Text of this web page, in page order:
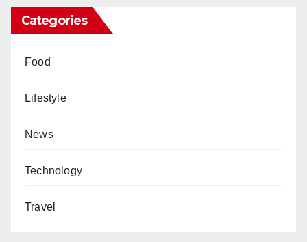
Categories
Food
Lifestyle
News
Technology
Travel